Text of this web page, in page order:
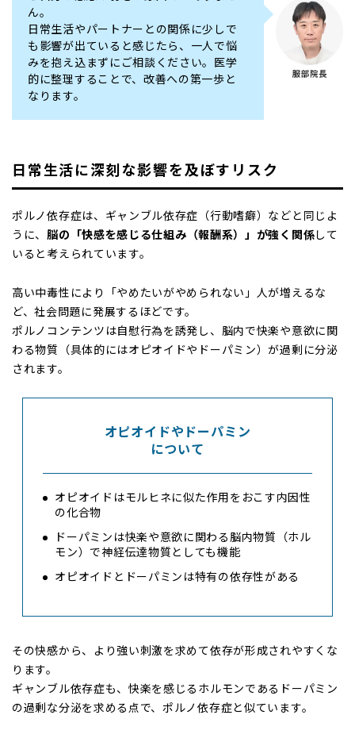
ん。
日常生活やパートナーとの関係に少しで
も影響が出ていると感じたら、一人で悩
みを抱え込まずにご相談ください。医学
的に整理することで、改善への第一歩と
なります。
日常生活に深刻な影響を及ぼすリスク
ポルノ依存症は、ギャンブル依存症（行動嗜癖）などと同じよ
うに、 脳の「快感を感じる仕組み（報酬系）」が強く関係して
いると考えられています。
高い中毒性により「やめたいがやめられない」人が増えるな
ど、社会問題に発展するほどです。
ポルノコンテンツは自慰行為を誘発し、脳内で快楽や意欲に関
わる物質（具体的にはオピオイドやドーパミン）が過剰に分泌
されます。
オピオイドやドーパミン
について
オピオイドはモルヒネに似た作用をおこす内因性
の化合物
ドーパミンは快楽や意欲に関わる脳内物質（ホル
モン）で神経伝達物質としても機能
オピオイドとドーパミンは特有の依存性がある
その快感から、より強い刺激を求めて依存が形成されやすくな
ります。
ギャンブル依存症も、快楽を感じるホルモンであるドーパミン
の過剰な分泌を求める点で、ポルノ依存症と似ています。